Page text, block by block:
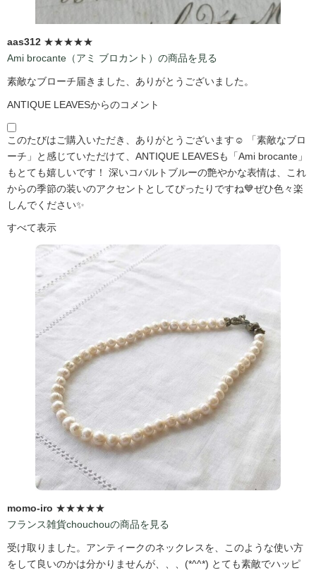
aas312 ★★★★★
Ami brocante（アミ ブロカント）の商品を見る
素敵なブローチ届きました、ありがとうございました。
ANTIQUE LEAVESからのコメント
このたびはご購入いただき、ありがとうございます☺️ 「素敵なブロ
ーチ」と感じていただけて、ANTIQUE LEAVESも「Ami brocante」
もとても嬉しいです！ 深いコバルトブルーの艶やかな表情は、これ
からの季節の装いのアクセントとしてぴったりですね💙ぜひ色々楽
しんでください✨
すべて表示
momo-iro ★★★★★
フランス雑貨chouchouの商品を見る
受け取りました。アンティークのネックレスを、このような使い方
をして良いのかは分かりませんが、、、(*^^*) とても素敵でハッピ